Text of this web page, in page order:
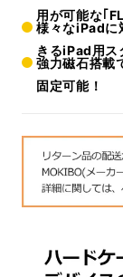
用が可能な｢
様々なiPadに
きるiPad用ス
強力磁石搭載
固定可能！